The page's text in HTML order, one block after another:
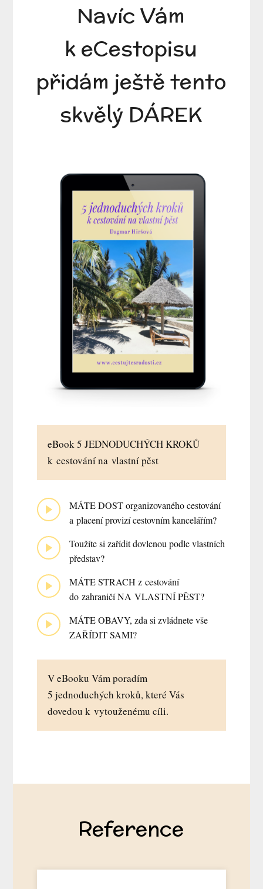
Navíc Vám
k eCestopisu
přidám ještě tento
skvělý DÁREK
eBook 5 JEDNODUCHÝCH KROKŮ
k cestování na vlastní pěst
MÁTE DOST organizovaného cestování
a placení provizí cestovním kancelářím?
Toužíte si zařídit dovlenou podle vlastních
představ?
MÁTE STRACH z cestování
do zahraničí NA VLASTNÍ PĚST?
MÁTE OBAVY, zda si zvládnete vše
ZAŘÍDIT SAMI?
V eBooku Vám poradím
5 jednoduchých kroků, které Vás
dovedou k vytouženému cíli.
Reference